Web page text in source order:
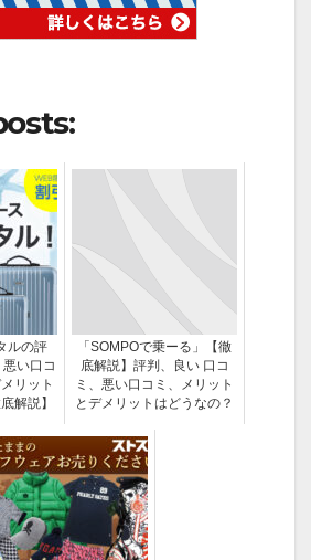
ルの評
い口コ
リット
解説】
「SOMPOで乗ーる」【徹
底解説】評判、良い 口コ
ミ、悪い口コミ、メリット
とデメリットはどうなの？